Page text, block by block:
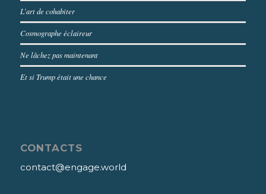
L’art de cohabiter
Cosmographe éclaireur
Ne lâchez pas maintenant
Et si Trump était une chance
CONTACTS
contact@engage.world